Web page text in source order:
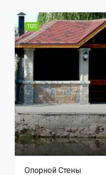
ТОП
Опорной Стены